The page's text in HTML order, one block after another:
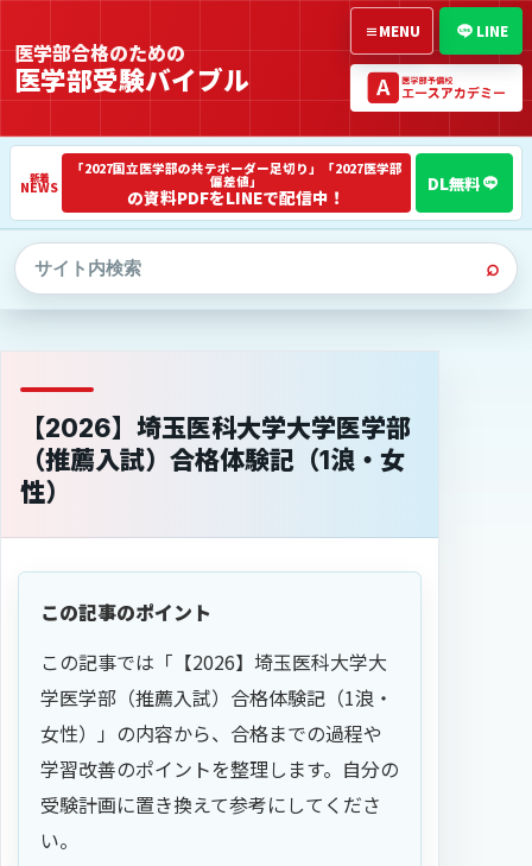
医学部合格のための
医学部受験バイブル
NEWS
「2027国立医学部の共テボーダー足切り」「2027医学部
偏差値」
の資料PDFをLINEで配信中！
⌕
LINE
≡MENU
【2026】埼玉医科大学大学医学部
（推薦入試）合格体験記（1浪・女
性）
この記事のポイント
この記事では「【2026】埼玉医科大学大
学医学部（推薦入試）合格体験記（1浪・
女性）」の内容から、合格までの過程や
学習改善のポイントを整理します。自分の
受験計画に置き換えて参考にしてくださ
い。